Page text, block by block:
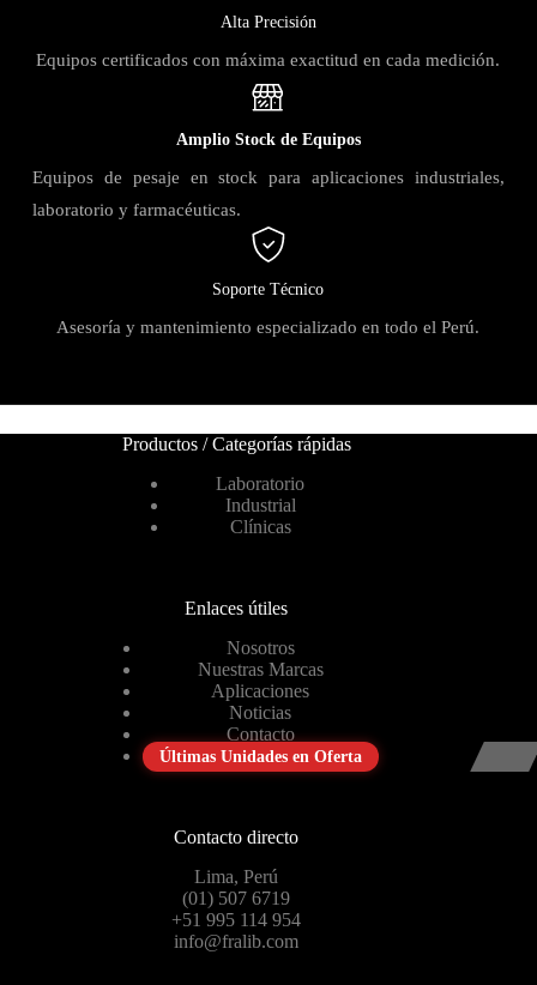
Alta Precisión
Equipos certificados con máxima exactitud en cada medición.
Amplio Stock de Equipos
Equipos de pesaje en stock para aplicaciones industriales,
laboratorio y farmacéuticas.
Soporte Técnico
Asesoría y mantenimiento especializado en todo el Perú.
Productos / Categorías rápidas
Laboratorio
Industrial
Clínicas
Enlaces útiles
Nosotros
Nuestras Marcas
Aplicaciones
Noticias
Contacto
Últimas Unidades en Oferta
Contacto directo
Lima, Perú
(01) 507 6719
+51 995 114 954
info@fralib.com